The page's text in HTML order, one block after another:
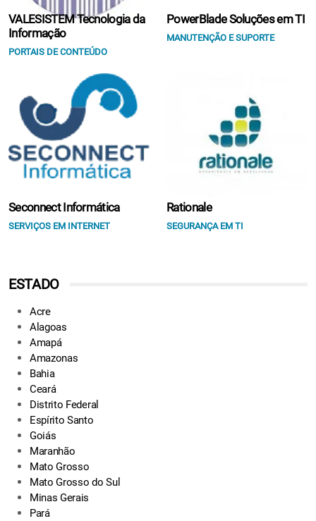
VALESISTEM Tecnologia da
Informação
PORTAIS DE CONTEÚDO
PowerBlade Soluções em TI
MANUTENÇÃO E SUPORTE
Seconnect Informática
SERVIÇOS EM INTERNET
Rationale
SEGURANÇA EM TI
ESTADO
Acre
Alagoas
Amapá
Amazonas
Bahia
Ceará
Distrito Federal
Espírito Santo
Goiás
Maranhão
Mato Grosso
Mato Grosso do Sul
Minas Gerais
Pará